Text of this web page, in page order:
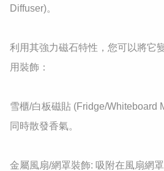
Diffuser)。
利用其強力磁石特性，您可以將它
用裝飾：
雪櫃/白板磁貼 (Fridge/Whiteboard
同時散發香氣。
金屬風扇/網罩裝飾: 吸附在風扇網